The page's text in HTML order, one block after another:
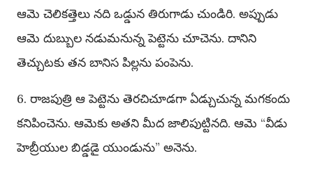
ఆమె చెలికత్తెలు నది ఒడ్డున తిరుగాడు చుండిరి. అప్పుడు
ఆమె దుబ్బుల నడుమనున్న పెట్టెను చూచెను. దానిని
తెచ్చుటకు తన బానిస పిల్లను పంపెను.
6. రాజపుత్రి ఆ పెట్టెను తెరచిచూడగా ఏడ్చుచున్న మగకందు
కనిపించెను. ఆమెకు అతని మీద జాలిపుట్టినది. ఆమె “వీడు
హెబ్రీయుల బిడ్డడై యుండును” అనెను.